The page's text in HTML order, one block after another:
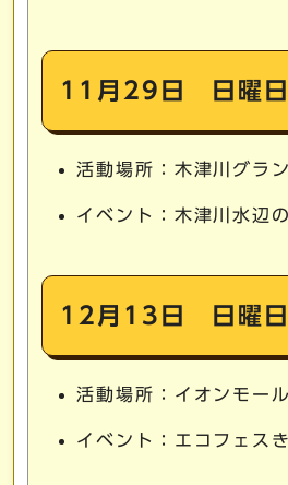
11月29日 日曜日
活動場所：木津川グラ
イベント：木津川水辺
12月13日 日曜日
活動場所：イオンモー
イベント：エコフェス